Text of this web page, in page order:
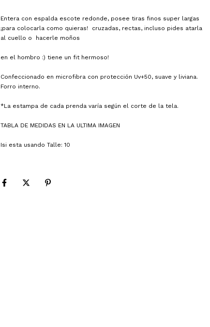
Entera con espalda escote redonde, posee tiras finos super largas
¡para colocarla como quieras! cruzadas, rectas, incluso pides atarla
al cuello o hacerle moños
en el hombro :) tiene un fit hermoso!
Confeccionado en microfibra con protección Uv+50, suave y liviana.
Forro interno.
*La estampa de cada prenda varía según el corte de la tela.
TABLA DE MEDIDAS EN LA ULTIMA IMAGEN
Isi esta usando Talle: 10